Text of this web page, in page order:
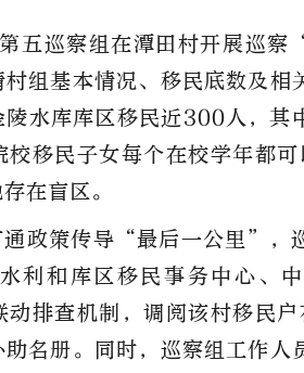
五巡察组在潭田村开展巡
组基本情况、移民底数及相
水库库区移民近300人，其
校移民子女每个在校学年都
存在盲区。
通政策传导“最后一公里”，
利和库区移民事务中心、
排查机制，调阅该村移民
名册。同时，巡察组工作人